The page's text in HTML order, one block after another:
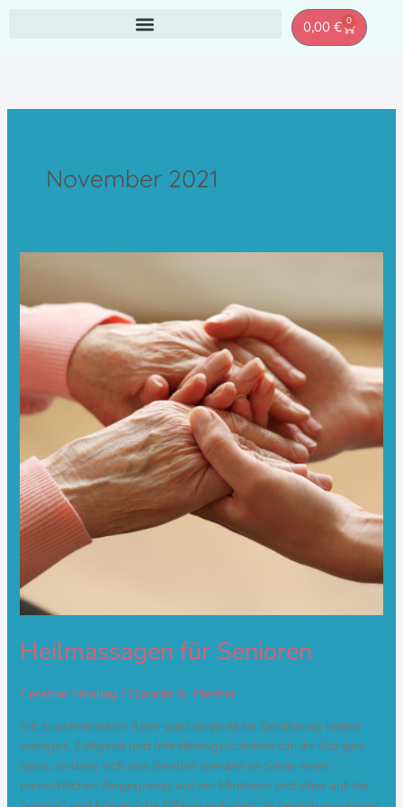
0,00 € 0
November 2021
Heilmassagen für Senioren
Creative Healing / Claudia A. Pfeiffer
Mit zunehmendem Alter wird körperliche Berührung immer
weniger. Zeitgeist und Infektionsgeschehen tun ihr Übriges
dazu, so dass sich das Berührt werden im Sinne einer
menschlichen Begegnung auf ein Minimum und eher auf die
Senioren